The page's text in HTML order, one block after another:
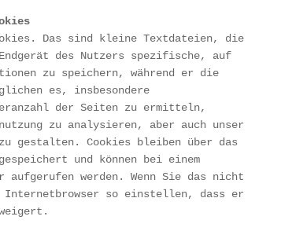
Das sind kleine Textdateien, die
des Nutzers spezifische, auf
zu speichern, während er die
es, insbesondere
der Seiten zu ermitteln,
zu analysieren, aber auch unser
gestalten. Cookies bleiben über das
und können bei einem
aufgerufen werden. Wenn Sie das nicht
Internetbrowser so einstellen, dass er